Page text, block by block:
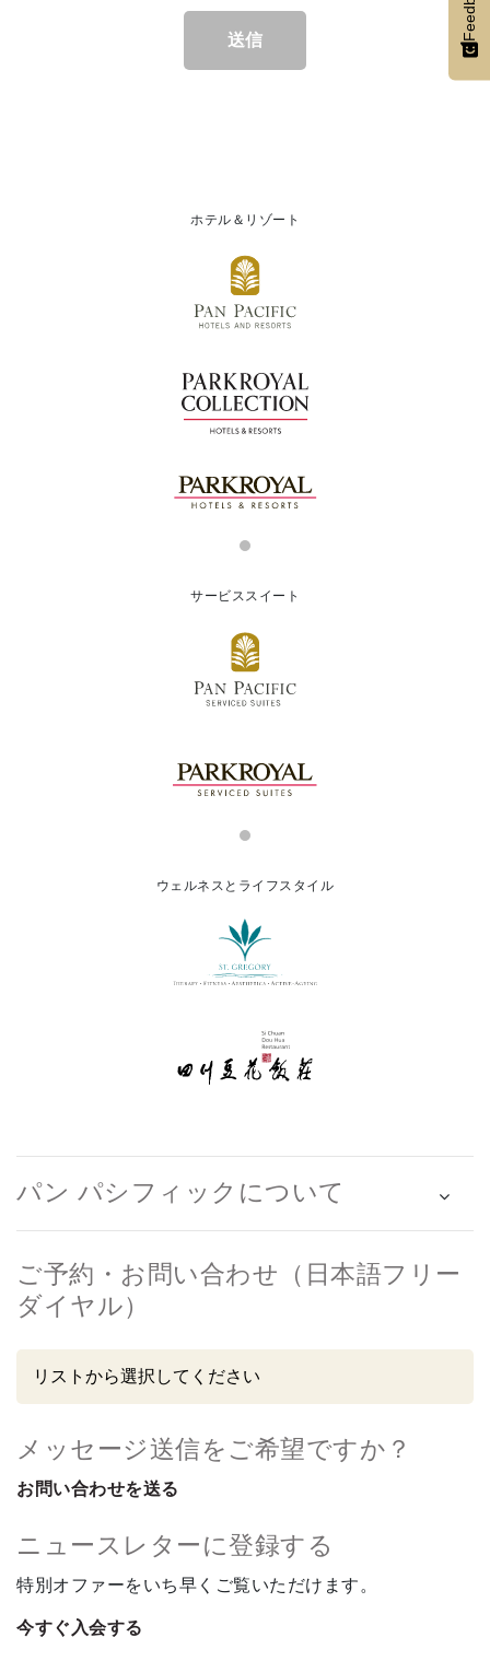
送信
ホテル＆リゾート
サービススイート
ウェルネスとライフスタイル
パン パシフィックについて
ご予約・お問い合わせ（日本語フリー
ダイヤル）
メッセージ送信をご希望ですか？
お問い合わせを送る
ニュースレターに登録する
特別オファーをいち早くご覧いただけます。
今すぐ入会する